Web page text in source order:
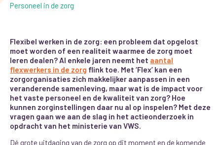
Personeel in de zorg
Flexibel werken in de zorg: een probleem dat opgelost
moet worden of een realiteit waarmee de zorg moet
leren dealen? Al enkele jaren neemt het aantal
flexwerkers in de zorg flink toe. Met ‘Flex’ kan een
zorgorganisaties zich makkelijker aanpassen in een
veranderende samenleving, maar wat is de impact voor
het vaste personeel en de kwaliteit van zorg? Hoe
kunnen zorginstellingen daar nu al op inspelen? Met deze
vragen gaan we aan de slag in het actieonderzoek in
opdracht van het ministerie van VWS.
Dé grote uitdaging van de zorg op dit moment en de komende